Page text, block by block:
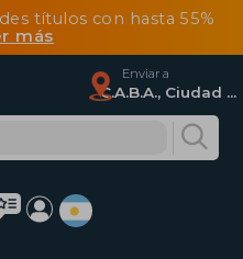
títulos con hasta 55%
más
Enviar a
C.A.B.A., Ciudad Autónoma De Buenos Aires